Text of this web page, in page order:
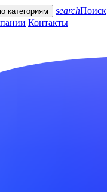
категориям searchПоиск
Контакты